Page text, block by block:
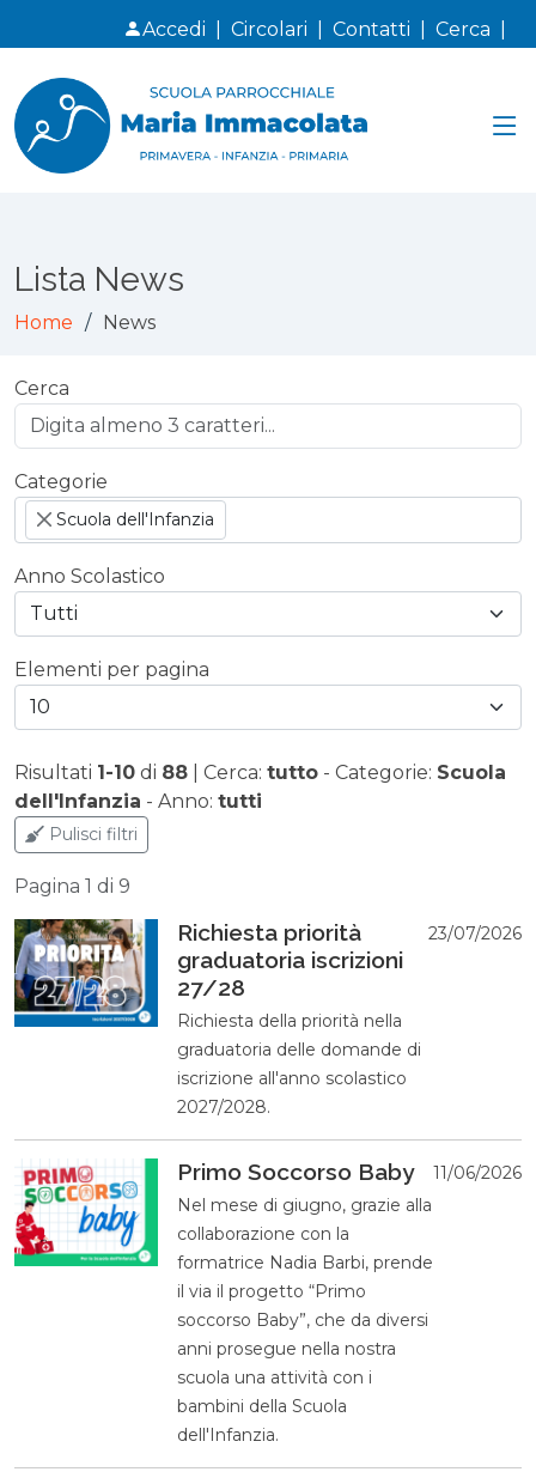
Accedi Circolari Contatti Cerca
Lista News
Home News
Cerca
Categorie
Scuola dell'Infanzia
Anno Scolastico
Tutti
Elementi per pagina
10
Risultati 1-10 di 88 Cerca: tutto - Categorie: Scuola
dell'Infanzia - Anno: tutti
Pulisci filtri
Pagina 1 di 9
Richiesta priorità
graduatoria iscrizioni
27/28
Richiesta della priorità nella
graduatoria delle domande di
iscrizione all'anno scolastico
2027/2028.
23/07/2026
Primo Soccorso Baby
Nel mese di giugno, grazie alla
collaborazione con la
formatrice Nadia Barbi, prende
il via il progetto “Primo
soccorso Baby”, che da diversi
anni prosegue nella nostra
scuola una attività con i
bambini della Scuola
dell'Infanzia.
11/06/2026